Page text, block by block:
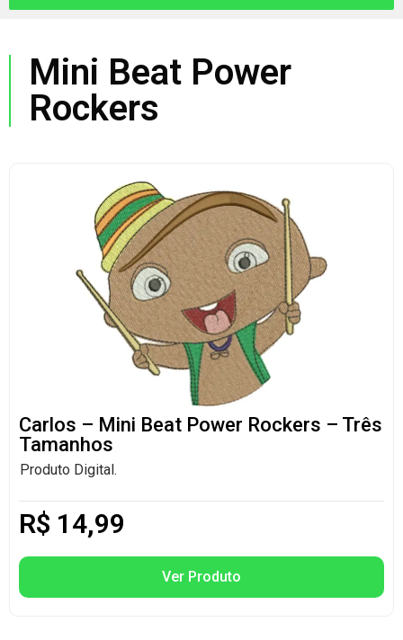
Mini Beat Power
Rockers
Carlos – Mini Beat Power Rockers – Três
Tamanhos
Produto Digital.
R$ 14,99
Ver Produto